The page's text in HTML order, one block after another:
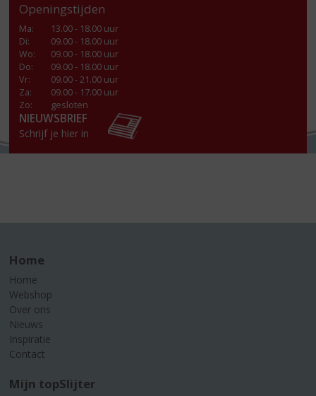
Openingstijden
Ma:
13.00 - 18.00 uur
Di:
09.00 - 18.00 uur
Wo:
09.00 - 18.00 uur
Do:
09.00 - 18.00 uur
Vr:
09.00 - 21.00 uur
Za:
09.00 - 17.00 uur
Zo:
gesloten
NIEUWSBRIEF
Schrijf je hier in
Home
Home
Webshop
Over ons
Nieuws
Inspiratie
Contact
Mijn topSlijter